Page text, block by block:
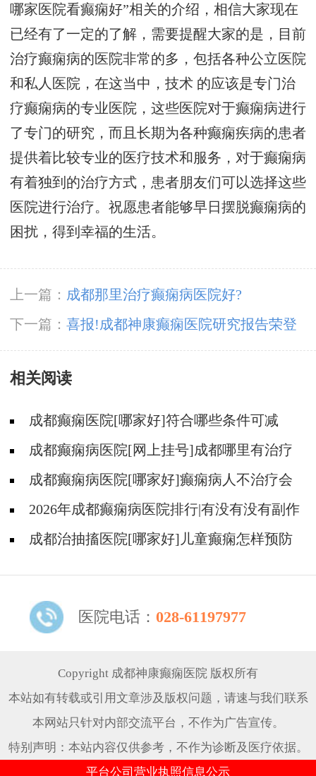
哪家医院看癫痫好”相关的介绍，相信大家现在
已经有了一定的了解，需要提醒大家的是，目前
治疗癫痫病的医院非常的多，包括各种公立医院
和私人医院，在这当中，技术 的应该是专门治
疗癫痫病的专业医院，这些医院对于癫痫病进行
了专门的研究，而且长期为各种癫痫疾病的患者
提供着比较专业的医疗技术和服务，对于癫痫病
有着独到的治疗方式，患者朋友们可以选择这些
医院进行治疗。祝愿患者能够早日摆脱癫痫病的
困扰，得到幸福的生活。
上一篇： 成都那里治疗癫痫病医院好?
下一篇： 喜报!成都神康癫痫医院研究报告荣登
国际权威《临床与医学影像杂志》
相关阅读
成都癫痫医院[哪家好]符合哪些条件可减
药、停药?
成都癫痫病医院[网上挂号]成都哪里有治疗
癫痫的中医?
成都癫痫病医院[哪家好]癫痫病人不治疗会
怎样?2026年成都癫痫病医院排行|有没有没有副作
用的抗癫痫药物呢？
成都治抽搐医院[哪家好]儿童癫痫怎样预防
医院电话： 028-61197977
Copyright 成都神康癫痫医院 版权所有
本站如有转载或引用文章涉及版权问题，请速与我们联系
本网站只针对内部交流平台，不作为广告宣传。
特别声明：本站内容仅供参考，不作为诊断及医疗依据。
平台公司营业执照信息公示